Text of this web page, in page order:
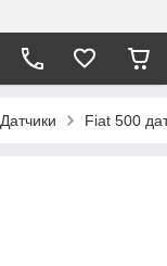
Датчики Fiat 500